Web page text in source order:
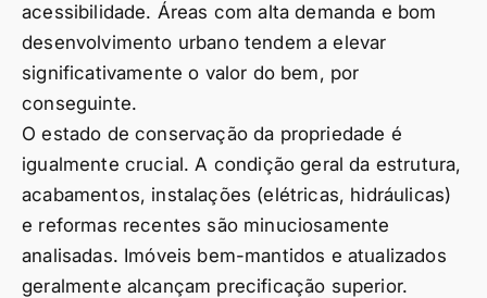
acessibilidade. Áreas com alta demanda e bom
desenvolvimento urbano tendem a elevar
significativamente o valor do bem, por
conseguinte.
O estado de conservação da propriedade é
igualmente crucial. A condição geral da estrutura,
acabamentos, instalações (elétricas, hidráulicas)
e reformas recentes são minuciosamente
analisadas. Imóveis bem-mantidos e atualizados
geralmente alcançam precificação superior.